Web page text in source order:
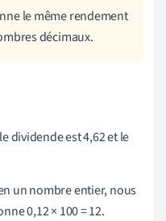
le même rendement
décimaux.
dividende est 4,62 et le
un nombre entier, nous
0,12× 100 = 12.